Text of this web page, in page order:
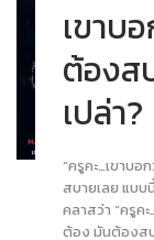
เขาบ
ต้องส
เปล่า?
“ครูคะ…เขาบ
สบายเลย แบบ
คลาสว่า “ครูค
ต้อง มันต้องสบ